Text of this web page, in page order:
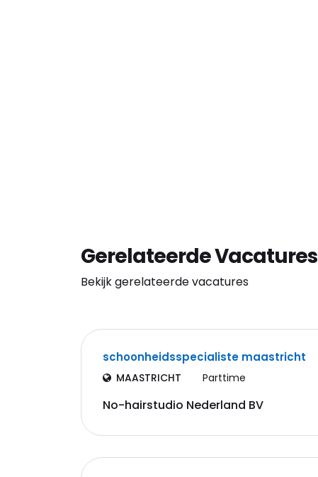
Gerelateerde Vacatures
Bekijk gerelateerde vacatures
schoonheidsspecialiste maastricht
MAASTRICHT Parttime
No-hairstudio Nederland BV